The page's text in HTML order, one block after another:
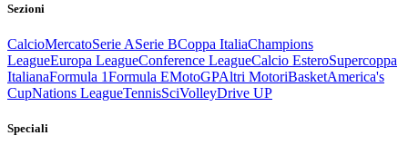
Sezioni
CalcioMercatoSerie ASerie BCoppa ItaliaChampions
LeagueEuropa LeagueConference LeagueCalcio EsteroSupercoppa
ItalianaFormula 1Formula EMotoGPAltri MotoriBasketAmerica's
CupNations LeagueTennisSciVolleyDrive UP
Speciali